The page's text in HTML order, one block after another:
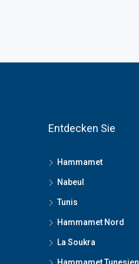
Entdecken Sie
Hammamet
Nabeul
Tunis
Hammamet Nord
La Soukra
Hammamet Tunesien